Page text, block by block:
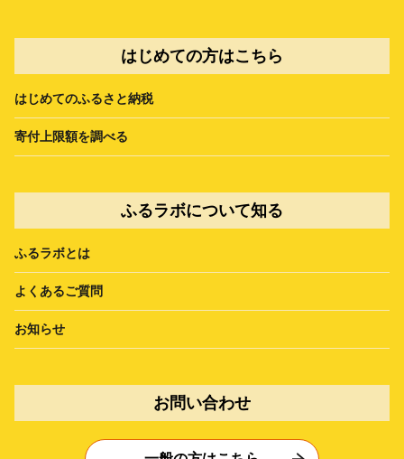
はじめての方はこちら
はじめてのふるさと納税
寄付上限額を調べる
ふるラボについて知る
ふるラボとは
よくあるご質問
お知らせ
お問い合わせ